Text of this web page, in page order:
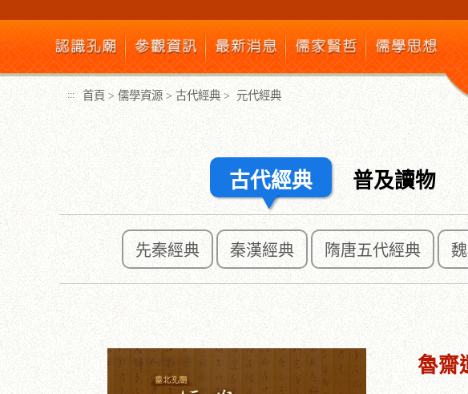
主
要
內
容
區
塊
::: 首頁 > 儒學資源 > 古代經典 > 元代經典
古代經典 普及讀物
先秦經典 秦漢經典 隋唐五代經典
::: 魯齋